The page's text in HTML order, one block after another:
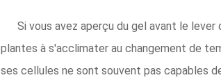
Si vous avez aperçu du gel avant le
plantes à s'acclimater au changement de
ses cellules ne sont souvent pas capables